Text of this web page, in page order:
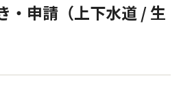
・申請（上下水道 / 生